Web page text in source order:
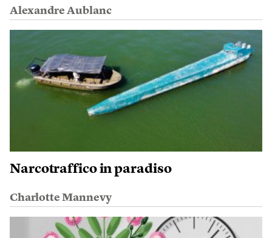
Alexandre Aublanc
Narcotraffico in paradiso
Charlotte Mannevy